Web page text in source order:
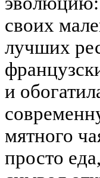
своих
лучших
и
мятного
просто